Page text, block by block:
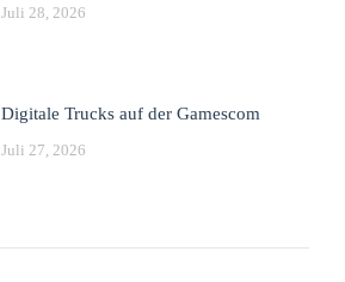
Juli 28, 2026
Digitale Trucks auf der Gamescom
Juli 27, 2026